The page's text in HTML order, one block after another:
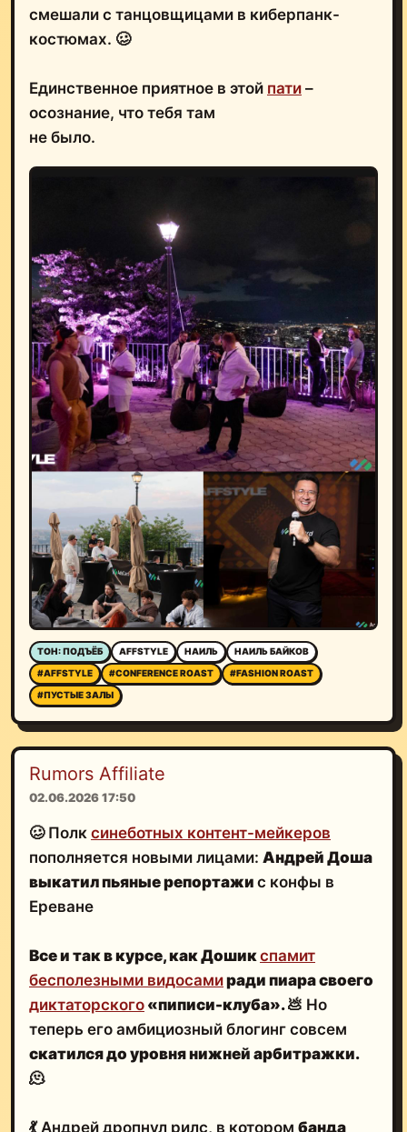
смешали с танцовщицами в киберпанк-
костюмах. 🥴
Единственное приятное в этой пати –
осознание, что тебя там
не было.
ТОН: ПОДЪЁБ AFFSTYLE НАИЛЬ
НАИЛЬ БАЙКОВ
#AFFSTYLE
#CONFERENCE ROAST
#FASHION ROAST
#ПУСТЫЕ ЗАЛЫ
Rumors Affiliate
02.06.2026 17:50
🥴 Полк синеботных контент-мейкеров
пополняется новыми лицами: Андрей Доша
выкатил пьяные репортажи с конфы в
Ереване
Все и так в курсе, как Дошикспамит
бесполезными видосамиради пиара своего
диктаторского «пиписи-клуба».💩 Но
теперь его амбициозный блогинг совсем
скатился до уровня нижней арбитражки.
🫠
💃 Андрей дропнул рилс, в котором банда